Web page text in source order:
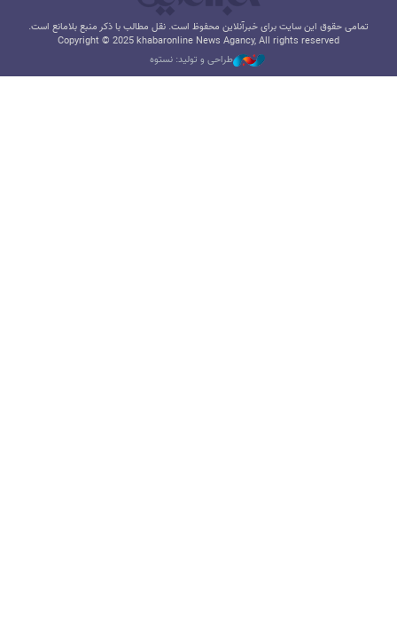
تمامی حقوق این سایت برای خبرآنلاین محفوظ است. نقل مطالب با ذکر منبع بلامانع است.
Copyright © 2025 khabaronline News Agancy, All rights reserved
طراحی و تولید: نستوه